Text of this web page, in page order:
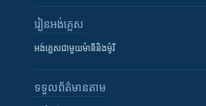
រៀន​​អង់គ្លេស
អង់គ្លេស​ជាមួយ​ម៉ានី​និង​ម៉ូរី
ទទួល​ព័ត៌មាន​តាម